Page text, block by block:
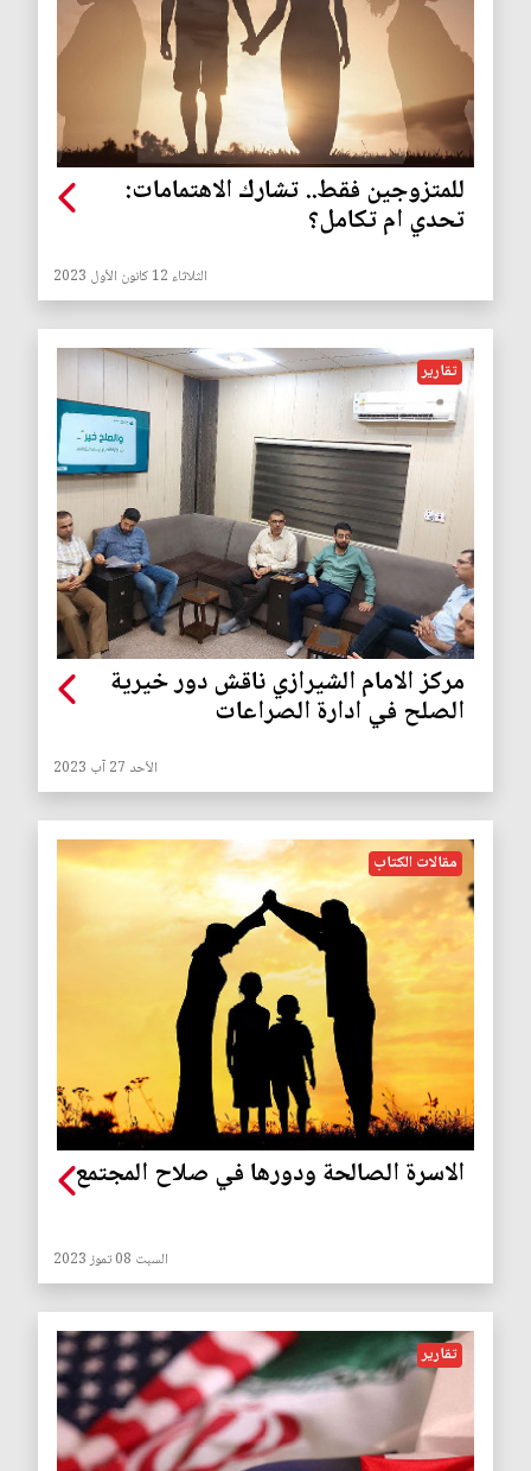
للمتزوجين فقط.. تشارك الاهتمامات:
تحدي ام تكامل؟
الثلاثاء 12 كانون الأول 2023
تقارير
مركز الامام الشيرازي ناقش دور خيرية
الصلح في ادارة الصراعات
الأحد 27 آب 2023
مقالات الكتاب
الاسرة الصالحة ودورها في صلاح المجتمع
السبت 08 تموز 2023
تقارير